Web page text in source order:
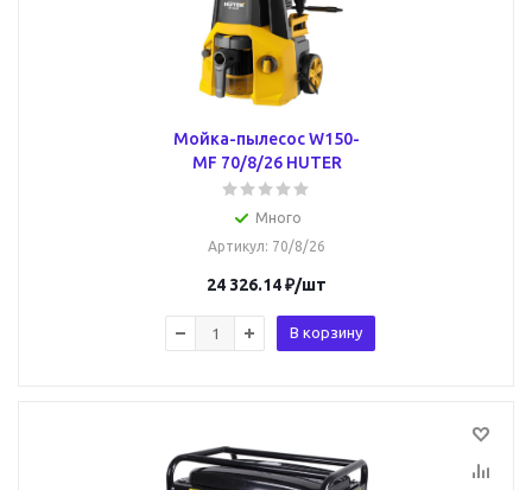
Мойка-пылесос W150-
MF 70/8/26 HUTER
Много
Артикул: 70/8/26
24 326.14₽/шт
В корзину